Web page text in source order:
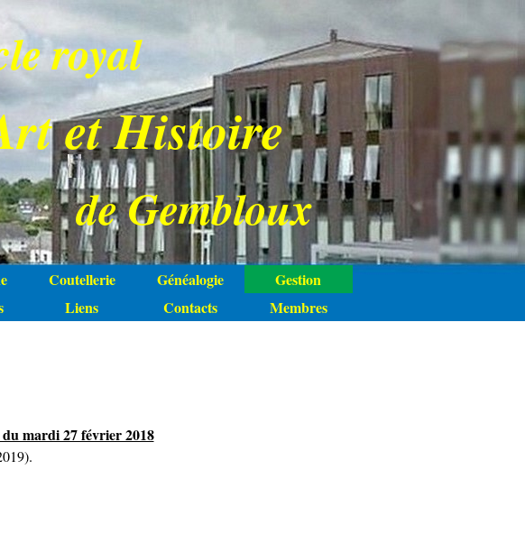
de Gembloux
et Histoire
royal
Coutellerie Généalogie
Gestion
Liens Contacts
Membres
du mardi 27 février 2018